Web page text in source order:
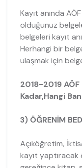
Kayıt anında
olduğunuz
belgeleri kayıt
Herhangi bir
ulaşmak için belge
2018-2019 AÖF
Kadar,Hangi
3) ÖĞRENİM
Açıköğretim,
kayıt yaptıracak